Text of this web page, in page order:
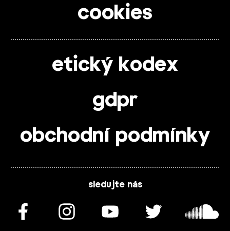
cookies
etický kodex
gdpr
obchodní podmínky
sledujte nás